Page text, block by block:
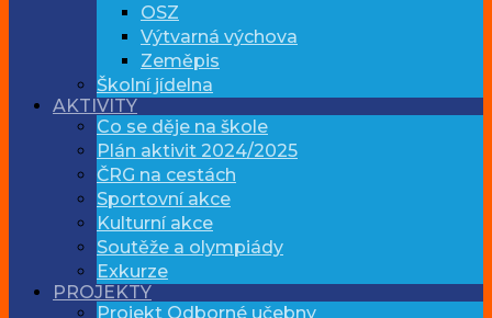
OSZ
Výtvarná výchova
Zeměpis
Školní jídelna
AKTIVITY
Co se děje na škole
Plán aktivit 2024/2025
ČRG na cestách
Sportovní akce
Kulturní akce
Soutěže a olympiády
Exkurze
PROJEKTY
Projekt Odborné učebny